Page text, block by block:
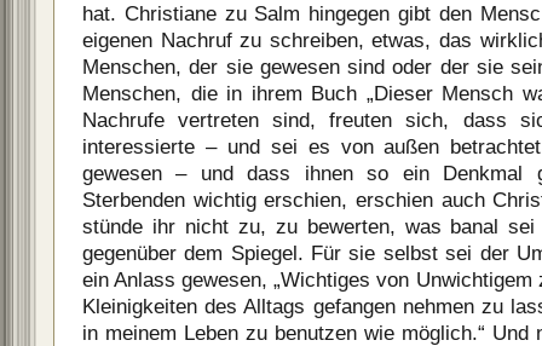
hat. Christiane zu Salm hingegen gibt den
eigenen Nachruf zu schreiben, etwas, das
Menschen, der sie gewesen sind oder der sie
Menschen, die in ihrem Buch „Dieser Mensch
Nachrufe vertreten sind, freuten sich, dass
interessierte – und sei es von außen
gewesen – und dass ihnen so ein Denkmal
Sterbenden wichtig erschien, erschien auch
stünde ihr nicht zu, zu bewerten, was banal
gegenüber dem Spiegel. Für sie selbst sei der
ein Anlass gewesen, „Wichtiges von
Kleinigkeiten des Alltags gefangen nehmen zu
in meinem Leben zu benutzen wie möglich.“ Und